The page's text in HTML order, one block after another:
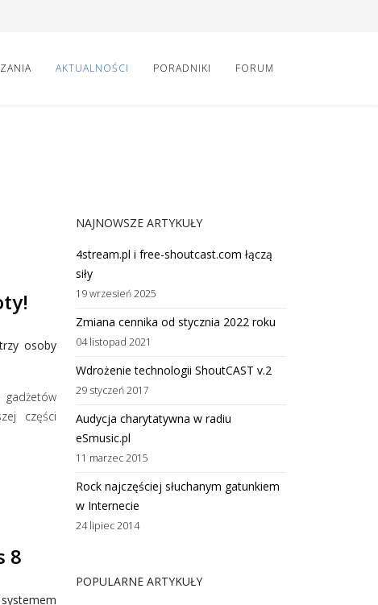
AKTUALNOŚCI PORADNIKI FORUM
osoby
części
8
NAJNOWSZE ARTYKUŁY
4stream.pl i free-shoutcast.com łączą
siły
19 wrzesień 2025
Zmiana cennika od stycznia 2022 roku
04 listopad 2021
Wdrożenie technologii ShoutCAST v.2
29 styczeń 2017
Audycja charytatywna w radiu
eSmusic.pl
11 marzec 2015
Rock najczęściej słuchanym gatunkiem
w Internecie
24 lipiec 2014
POPULARNE ARTYKUŁY